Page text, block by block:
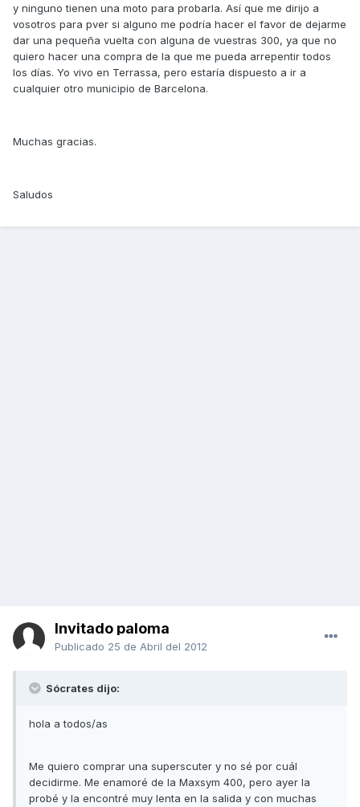
y ninguno tienen una moto para probarla. Así que me dirijo a
vosotros para pver si alguno me podría hacer el favor de dejarme
dar una pequeña vuelta con alguna de vuestras 300, ya que no
quiero hacer una compra de la que me pueda arrepentir todos
los días. Yo vivo en Terrassa, pero estaría dispuesto a ir a
cualquier otro municipio de Barcelona.
Muchas gracias.
Saludos
Invitado paloma
Publicado 25 de Abril del 2012
Sócrates dijo:
hola a todos/as
Me quiero comprar una superscuter y no sé por cuál
decidirme. Me enamoré de la Maxsym 400, pero ayer la
probé y la encontré muy lenta en la salida y con muchas